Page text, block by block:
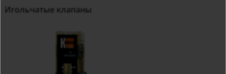
Игольчатые клапаны